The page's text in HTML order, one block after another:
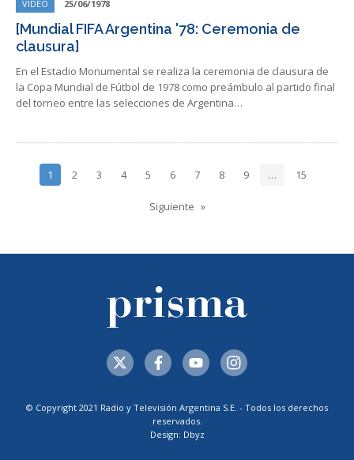
VIDEO 25/06/1978
[Mundial FIFA Argentina '78: Ceremonia de
clausura]
En el Estadio Monumental se realiza la ceremonia de clausura de
la Copa Mundial de Fútbol de 1978 como preámbulo al partido final
del torneo entre las selecciones de Argentina…
1 2 3 4 5 6 7 8 9 … 15
Siguiente
© Copyright 2021 Radio y Televisión Argentina S.E. - Todos los derechos
reservados.
Design: Dbyz